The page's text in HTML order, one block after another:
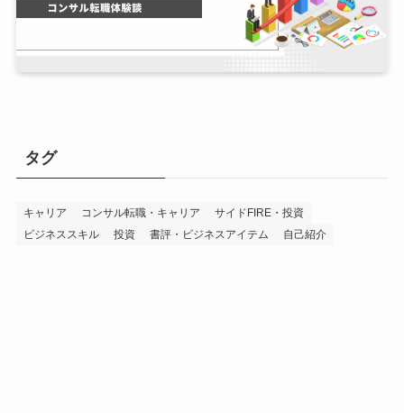
タグ
キャリア コンサル転職・キャリア
サイドFIRE・投資
ビジネススキル
投資 書評・ビジネスアイテム 自己紹介